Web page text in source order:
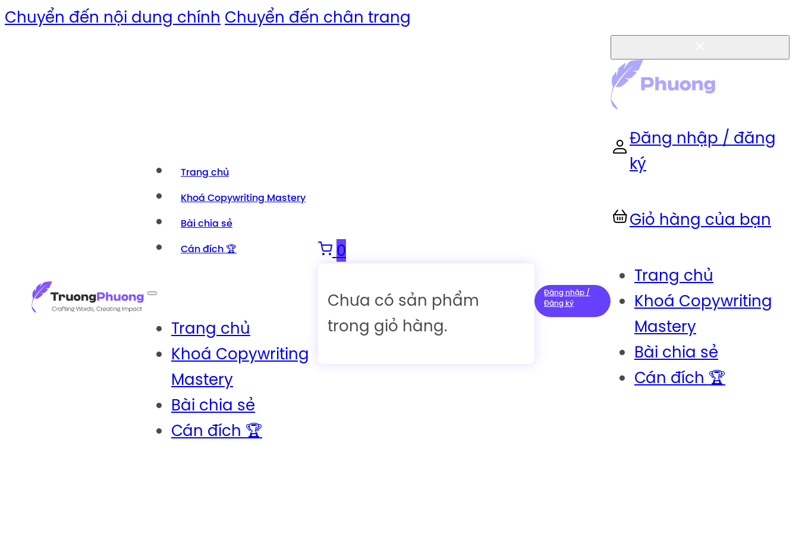
Chuyển đến nội dung chính Chuyển đến chân trang
Trang chủ
Khoá Copywriting Mastery
Bài chia sẻ
Cán đích 🏆
Trang chủ
Khoá Copywriting
Mastery
Bài chia sẻ
Cán đích 🏆
0
Chưa có sản phẩm
trong giỏ hàng.
Đăng nhập /
Đăng ký
Đăng nhập / đăng
ký
Giỏ hàng của bạn
Trang chủ
Khoá Copywriting
Mastery
Bài chia sẻ
Cán đích 🏆